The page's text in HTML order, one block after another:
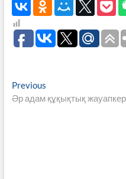
Навигация
по
PreviousPrevious
post:
Әр адам құқықтық